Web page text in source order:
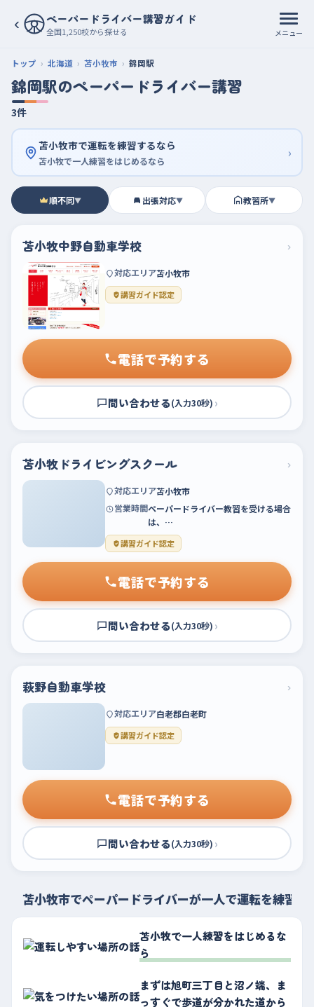
‹ ペーパードライバー講習ガイド
全国1,250校から探せる メニュー
トップ 北海道 苫小牧市 錦岡駅
錦岡駅のペーパードライバー講習
3件
苫小牧市で運転を練習するなら
苫小牧で一人練習をはじめるなら ›
順不同▼ 出張対応▼ 教習所▼
苫小牧中野自動車学校 ›
対応エリア苫小牧市
講習ガイド認定
電話で予約する
問い合わせる(入力30秒) ›
苫小牧ドライビングスクール ›
対応エリア苫小牧市
営業時間ペーパードライバー教習を受ける場合
は、…
講習ガイド認定
電話で予約する
問い合わせる(入力30秒) ›
萩野自動車学校 ›
対応エリア白老郡白老町
講習ガイド認定
電話で予約する
問い合わせる(入力30秒) ›
苫小牧市でペーパードライバーが一人で運転を練習す
苫小牧で一人練習をはじめるな
ら
まずは旭町三丁目と沼ノ端、ま
っすぐで歩道が分かれた道から